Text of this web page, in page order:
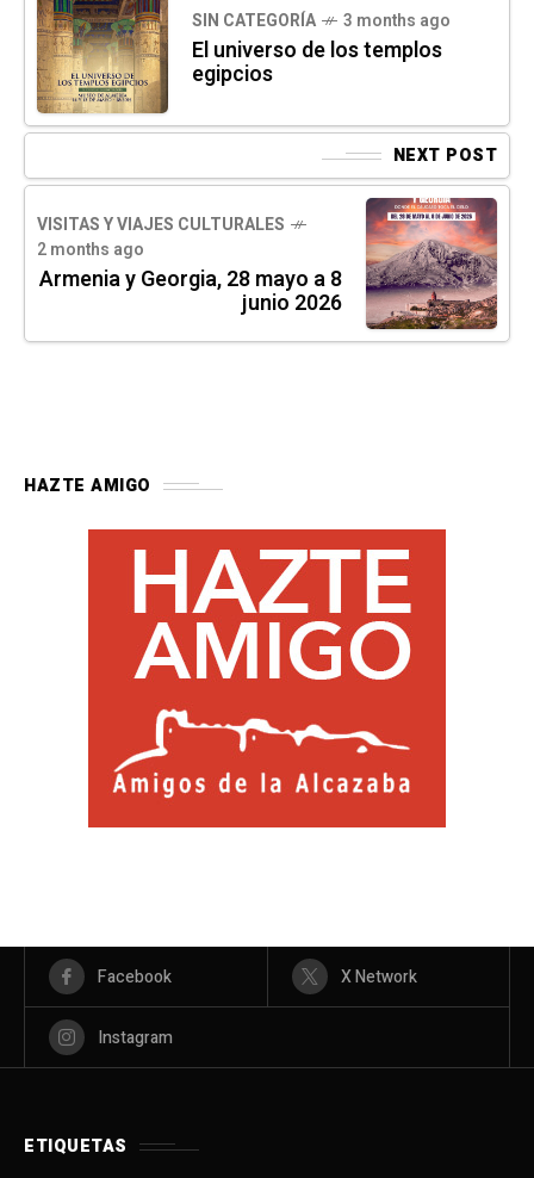
SIN CATEGORÍA 3 months ago
El universo de los templos
egipcios
NEXT POST
VISITAS Y VIAJES CULTURALES
2 months ago
Armenia y Georgia, 28 mayo a 8
junio 2026
HAZTE AMIGO
Facebook X Network
Instagram
ETIQUETAS